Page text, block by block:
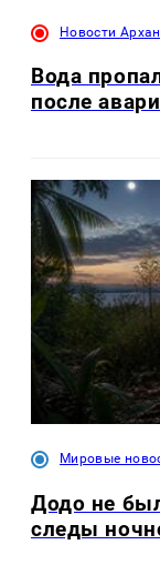
Новости
Вода
после
Мировые
Додо не
следы